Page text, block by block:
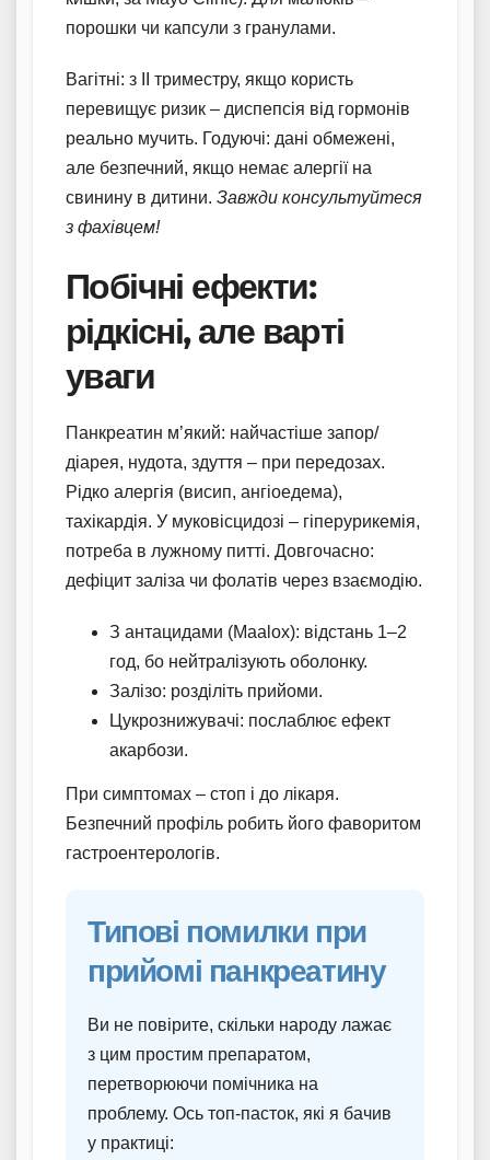
порошки чи капсули з гранулами.
Вагітні: з II триместру, якщо користь
перевищує ризик – диспепсія від гормонів
реально мучить. Годуючі: дані обмежені,
але безпечний, якщо немає алергії на
свинину в дитини. Завжди консультуйтеся
з фахівцем!
Побічні ефекти:
рідкісні, але варті
уваги
Панкреатин м’який: найчастіше запор/
діарея, нудота, здуття – при передозах.
Рідко алергія (висип, ангіоедема),
тахікардія. У муковісцидозі – гіперурикемія,
потреба в лужному питті. Довгочасно:
дефіцит заліза чи фолатів через взаємодію.
З антацидами (Maalox): відстань 1–2
год, бо нейтралізують оболонку.
Залізо: розділіть прийоми.
Цукрознижувачі: послаблює ефект
акарбози.
При симптомах – стоп і до лікаря.
Безпечний профіль робить його фаворитом
гастроентерологів.
Типові помилки при
прийомі панкреатину
Ви не повірите, скільки народу лажає
з цим простим препаратом,
перетворюючи помічника на
проблему. Ось топ-пасток, які я бачив
у практиці: